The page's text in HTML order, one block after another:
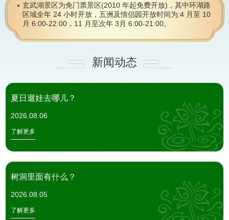
玄武湖景区为免门票景区(2010 年起免费开放)，其中环湖路
区域全年 24 小时开放，五洲及情侣园开放时间为:4 月至 10
月 6:00-22:00，11 月至次年 3月 6:00-21:00。
新闻动态
夏日遛娃去哪儿？
2026.08.06
了解更多
树洞里面有什么？
2026.08.05
了解更多